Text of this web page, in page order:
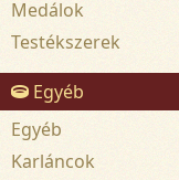
Medálok
Testékszerek
Egyéb
Egyéb
Karláncok